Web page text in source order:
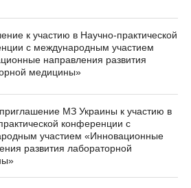
к участию в Научно-практической
с международным участием
направления развития
медицины»
МЗ Украины к участию в
конференции с
участием «Инновационные
развития лабораторной